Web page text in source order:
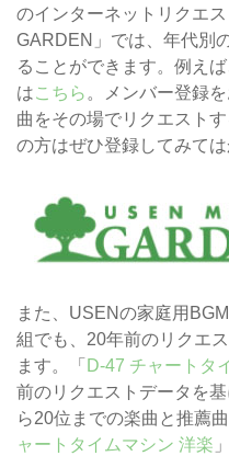
のインターネットリクエ
GARDEN」では、年代別
ることができます。例え
はこちら 。メンバー登録
曲をその場でリクエスト
の方はぜひ登録してみて
また、USENの家庭用
組でも、20年前のリクエ
ます。「 D-47 チャートタ
前のリクエストデータを
ら20位までの楽曲と推薦
ャートタイムマシン 洋楽